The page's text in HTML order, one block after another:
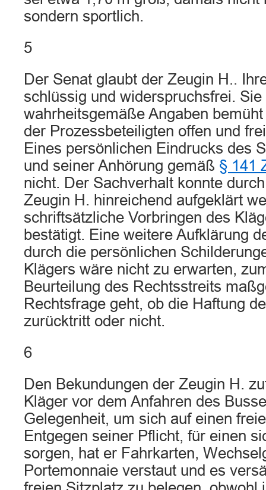
sondern sportlich.
5
Der Senat glaubt der Zeugin H..
schlüssig und widerspruchsfrei.
wahrheitsgemäße Angaben
der Prozessbeteiligten offen und
Eines persönlichen Eindrucks des
und seiner Anhörung gemäß § 141
nicht. Der Sachverhalt konnte
Zeugin H. hinreichend aufgeklärt
schriftsätzliche Vorbringen des
bestätigt. Eine weitere Aufklärung
durch die persönlichen
Klägers wäre nicht zu erwarten,
Beurteilung des Rechtsstreits
Rechtsfrage geht, ob die Haftung
zurücktritt oder nicht.
6
Den Bekundungen der Zeugin H.
Kläger vor dem Anfahren des
Gelegenheit, um sich auf einen
Entgegen seiner Pflicht, für einen
sorgen, hat er Fahrkarten,
Portemonnaie verstaut und es